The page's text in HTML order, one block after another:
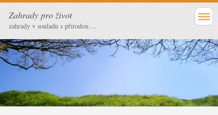
Zahrady pro život
zahrady v souladu s přírodou ...